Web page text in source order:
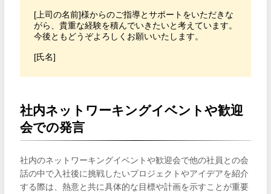
[上司の名前]様からのご指導とサポートをいただきな
がら、貴重な経験を積んでいきたいと考えています。
今後ともどうぞよろしくお願いいたします。
[氏名]
社内ネットワーキングイベントや歓迎
会での発言
社内のネットワーキングイベントや歓迎会で他の社員との会
話の中で入社後に挑戦したいプロジェクトやアイデアを紹介
する際は、熱意と共に具体的な目標や計画を示すことが重要